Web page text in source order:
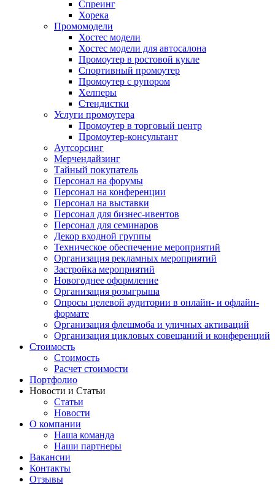
Спреинг
Хорека
Промомодели
Хостес модели
Хостес модели для автосалона
Промоутер в ростовой кукле
Спортивный промоутер
Промоутер с рупором
Хелперы
Стендистки
Услуги промоутера
Промоутер в торговый центр
Промоутер-консультант
Аутсорсинг
Мерчендайзинг
Тайный покупатель
Персонал на форумы
Персонал на конференции
Персонал на выставки
Персонал для бизнес-ивентов
Персонал для семинаров
Декор входной группы
Техническое обеспечение мероприятий
Организация рекламных мероприятий
Застройка мероприятий
Новогоднее оформление
Организация розыгрыша
Опросы целевой аудитории в онлайн- и офлайн-
формате
Организация флешмоба и уличных активаций
Организация цикловых совещаний и конференций
Стоимость
Стоимость
Расчет стоимости
Портфолио
Новости и Статьи
Статьи
Новости
О компании
Наша команда
Наши партнеры
Вакансии
Контакты
Отзывы